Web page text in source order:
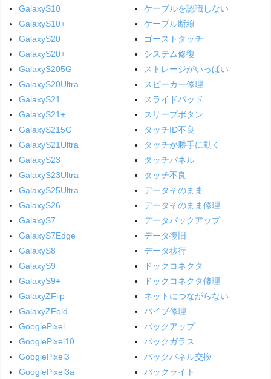
GalaxyS10
GalaxyS10+
GalaxyS20
GalaxyS20+
GalaxyS205G
GalaxyS20Ultra
GalaxyS21
GalaxyS21+
GalaxyS215G
GalaxyS21Ultra
GalaxyS23
GalaxyS23Ultra
GalaxyS25Ultra
GalaxyS26
GalaxyS7
GalaxyS7Edge
GalaxyS8
GalaxyS9
GalaxyS9+
GalaxyZFlip
GalaxyZFold
GooglePixel
GooglePixel10
GooglePixel3
GooglePixel3a
ケーブルを認識しない
ケーブル断線
ゴーストタッチ
システム修復
ストレージがいっぱい
スピーカー修理
スライドパッド
スリープボタン
タッチID不良
タッチが勝手に動く
タッチパネル
タッチ不良
データそのまま
データそのまま修理
データバックアップ
データ復旧
データ移行
ドックコネクタ
ドックコネクタ修理
ネットにつながらない
バイブ修理
バックアップ
バックガラス
バックパネル交換
バックライト